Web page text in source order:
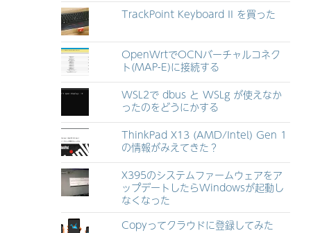
TrackPoint Keyboard II を買った
OpenWrtでOCNバーチャルコネク
ト(MAP-E)に接続する
WSL2で dbus と WSLg が使えなか
ったのをどうにかする
ThinkPad X13 (AMD/Intel) Gen 1
の情報がみえてきた？
X395のシステムファームウェアをア
ップデートしたらWindowsが起動し
なくなった
Copyってクラウドに登録してみた